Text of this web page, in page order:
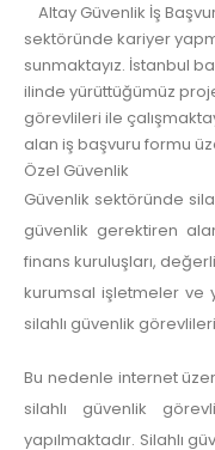
Altay Güvenlik İş
sektöründe kariyer
sunmaktayız. İstanbul
ilinde yürüttüğümüz
görevlileri ile
alan iş başvuru formu
Özel Güvenlik
Güvenlik sektöründe
güvenlik gerektiren
finans kuruluşları,
kurumsal işletmeler ve
silahlı güvenlik
Bu nedenle internet
silahlı güvenlik
yapılmaktadır. Silahlı